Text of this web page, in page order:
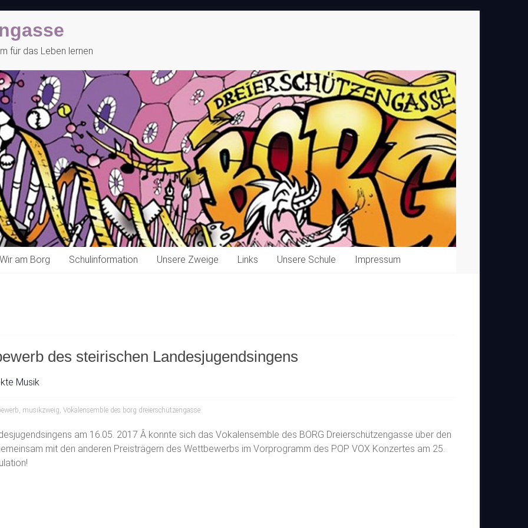
für das Leben lernen
Wir am Borg Schulinformation Unsere Zweige Links Unsere Schule Impressum
des steirischen Landesjugendsingens
Musik
, musikzweig, Vokalensemble des borg dreierschützengasse
am 16.05. 2017 Â konnte sich das Vokalensemble des BORG Dreierschützengasse über den
mit den anderen Preisträgern des Wettbewerbs im Vorprogramm des POP VOX Konzertes am 25.